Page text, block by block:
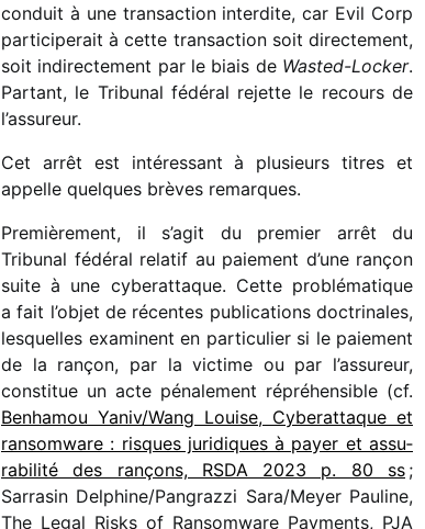
conduit à une tran­sac­tion inter­dite, car Evil Corp
parti­ci­pe­rait à cette tran­sac­tion soit direc­te­ment,
soit indi­rec­te­ment par le biais de Wasted-Locker.
Partant, le Tribunal fédé­ral rejette le recours de
l’assureur.
Cet arrêt est inté­res­sant à plusieurs titres et
appelle quelques brèves remarques.
Premièrement, il s’agit du premier arrêt du
Tribunal fédé­ral rela­tif au paie­ment d’une rançon
suite à une cybe­rat­taque. Cette problé­ma­tique
a fait l’objet de récentes publi­ca­tions doctri­nales,
lesquelles examinent en parti­cu­lier si le paie­ment
de la rançon, par la victime ou par l’assureur,
consti­tue un acte péna­le­ment répré­hen­sible (cf.
Benhamou Yaniv/​Wang Louise, Cyberattaque et
ransom­ware : risques juri­diques à payer et assu­
ra­bi­lité des rançons, RSDA 2023 p. 80 ss ;
Sarrasin Delphine/​Pangrazzi Sara/​Meyer Pauline,
The Legal Risks of Ransomware Payments, PJA